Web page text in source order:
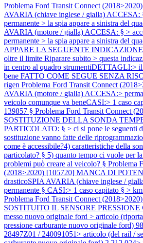
Problema Ford Transit Connect
AVARIA (chiave inglese / gialla) ACCESA:
permanente > la spia appare a sinistra del
AVARIA (motore / gialla) ACCESA: § >
permanente > la spia appare a sinistra del
APPARE LA SEGUENTE
oltre il limite Riparare subito > questa
in centro al quadro strumentiDETTAGLI:>
bene FATTO COME SEGUE SENZA
rigen Problema Ford Transit Connect
AVARIA (motore / gialla) ACCESA:>
veicolo comunque va beneCASI:> 1 caso
139857 § Problema Ford Transit Connect
SOSTITUZIONE DELLA SONDA
PARTICOLATO: § > ci si pone le seguenti
sostituzione vanno fatte delle
come è accessibile?4) caratteristiche della
particolato? § 5) quanto tempo ci vuole per
problemi può creare al veicolo? § Problema
(2018>2020) [105720] MANCA DI
drasticoSPIA AVARIA (chiave inglese /
permanente § CASI:> 1 caso capitato § >
Problema Ford Transit Connect
SOSTITUITO IL SENSORE
messo nuovo originale ford > articolo
pressione carburante nuovo originale ford)
28497Z01 / 240091051> articolo (del rail /